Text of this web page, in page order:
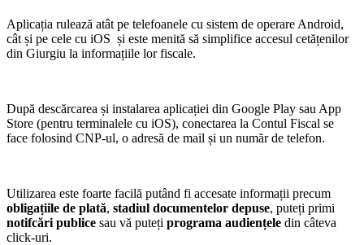
Aplicația rulează atât pe telefoanele cu sistem de operare Android,
cât și pe cele cu iOS și este menită să simplifice accesul cetățenilor
din Giurgiu la informațiile lor fiscale.
După descărcarea și instalarea aplicației din Google Play sau App
Store (pentru terminalele cu iOS), conectarea la Contul Fiscal se
face folosind CNP-ul, o adresă de mail și un număr de telefon.
Utilizarea este foarte facilă putând fi accesate informații precum
obligațiile de plată, stadiul documentelor depuse, puteți primi
notifcări publice sau vă puteți programa audiențele din câteva
click-uri.